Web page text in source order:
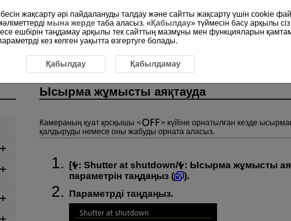
аяқтауда
Ысырма жұмысты аяқтауда
Камераның қуат қосқышы
күйіне орнатылған кезде
қалдыруды немесе оны жабуды орната аласыз.
[ : Shutter at shutdown/ : Ысырма жұмысты
параметрін таңдаңыз (
).
Параметрді таңдаңыз.
жақсарту әрі пайдалануды талдау және сайтты жақсарту үшін сookie
мына жерде таба аласыз. «Қабылдау» түймесін басу арқылы
ешбірін таңдамау арқылы тек сайттың мазмұны мен функцияларын
кез келген уақытта өзгертуге болады.
Қабылдау Қабылдамау